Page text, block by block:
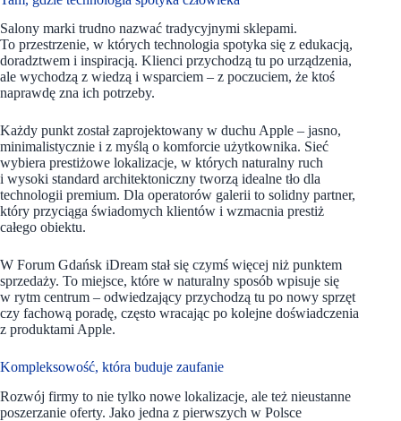
Salony marki trudno nazwać tradycyjnymi sklepami.
To przestrzenie, w których technologia spotyka się z edukacją,
doradztwem i inspiracją. Klienci przychodzą tu po urządzenia,
ale wychodzą z wiedzą i wsparciem – z poczuciem, że ktoś
naprawdę zna ich potrzeby.
Każdy punkt został zaprojektowany w duchu Apple – jasno,
minimalistycznie i z myślą o komforcie użytkownika. Sieć
wybiera prestiżowe lokalizacje, w których naturalny ruch
i wysoki standard architektoniczny tworzą idealne tło dla
technologii premium. Dla operatorów galerii to solidny partner,
który przyciąga świadomych klientów i wzmacnia prestiż
całego obiektu.
W Forum Gdańsk iDream stał się czymś więcej niż punktem
sprzedaży. To miejsce, które w naturalny sposób wpisuje się
w rytm centrum – odwiedzający przychodzą tu po nowy sprzęt
czy fachową poradę, często wracając po kolejne doświadczenia
z produktami Apple.
Kompleksowość, która buduje zaufanie
Rozwój firmy to nie tylko nowe lokalizacje, ale też nieustanne
poszerzanie oferty. Jako jedna z pierwszych w Polsce